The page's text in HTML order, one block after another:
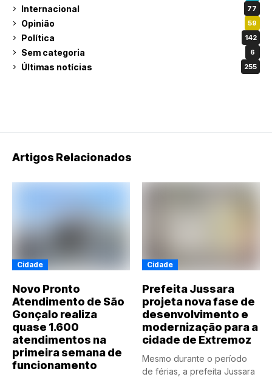
Internacional 77
Opinião 59
Política 142
Sem categoria 6
Últimas notícias 255
Artigos Relacionados
Cidade
Novo Pronto
Atendimento de São
Gonçalo realiza
quase 1.600
atendimentos na
primeira semana de
funcionamento
Cidade
Prefeita Jussara
projeta nova fase de
desenvolvimento e
modernização para a
cidade de Extremoz
Mesmo durante o período
de férias, a prefeita Jussara